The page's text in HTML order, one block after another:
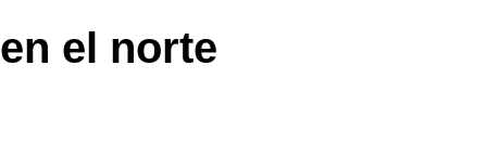
el norte